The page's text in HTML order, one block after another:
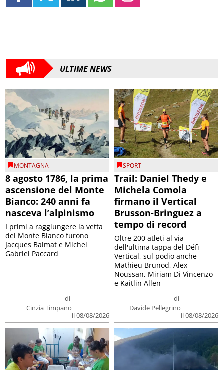
ULTIME NEWS
MONTAGNA
8 agosto 1786, la prima
ascensione del Monte
Bianco: 240 anni fa
nasceva l’alpinismo
di
Cinzia Timpano
il 08/08/2026
I primi a raggiungere la vetta
del Monte Bianco furono
Jacques Balmat e Michel
Gabriel Paccard
SPORT
Trail: Daniel Thedy e
Michela Comola
firmano il Vertical
Brusson-Bringuez a
tempo di record
di
Davide Pellegrino
il 08/08/2026
Oltre 200 atleti al via
dell'ultima tappa del Défì
Vertical, sul podio anche
Mathieu Brunod, Alex
Noussan, Miriam Di Vincenzo
e Kaitlin Allen